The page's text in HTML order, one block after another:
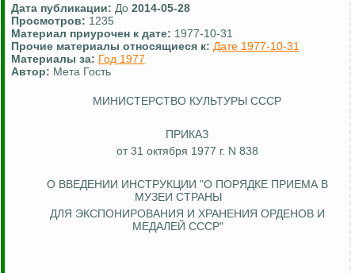
Дата публикации: До 2014-05-28
Просмотров: 1235
Материал приурочен к дате: 1977-10-31
Прочие материалы относящиеся к: Дате 1977-10-31
Материалы за: Год 1977
Автор: Мета Гость
МИНИСТЕРСТВО КУЛЬТУРЫ СССР
ПРИКАЗ
от 31 октября 1977 г. N 838
О ВВЕДЕНИИ ИНСТРУКЦИИ "О ПОРЯДКЕ ПРИЕМА В
МУЗЕИ СТРАНЫ
ДЛЯ ЭКСПОНИРОВАНИЯ И ХРАНЕНИЯ ОРДЕНОВ И
МЕДАЛЕЙ СССР"